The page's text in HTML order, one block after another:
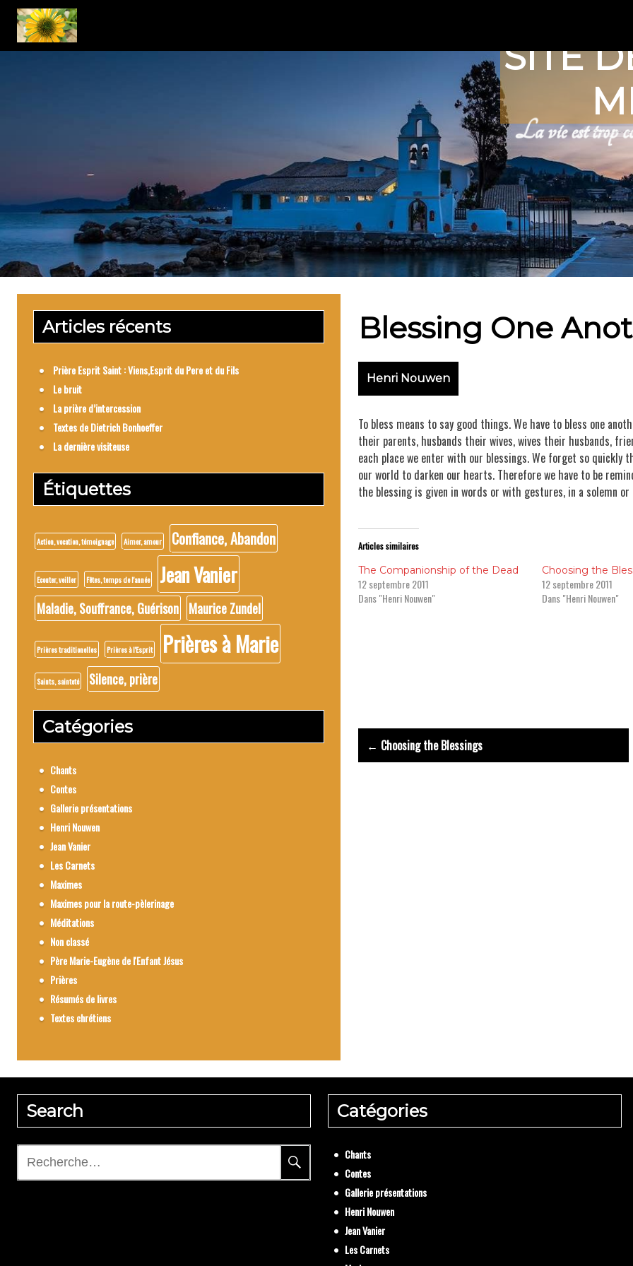
SITE
La vie est trop
Rechercher :
Prière
Blessing One
Henri Nouwen
To bless means to say good things. We have to bless one
their parents, husbands their wives, wives their husbands,
each place we enter with our blessings. We forget so quickly
our world to darken our hearts. Therefore we have to be
the blessing is given in words or with gestures, in a solemn
Articles similaires
The Companionship of the Dead
12 septembre 2011
Dans "Henri Nouwen"
Choosing the
12 septembre 2011
Dans "Henri Nouwen"
Post
navigation
← Choosing the Blessings
Articles récents
Prière Esprit Saint : Viens,Esprit du Pere et du Fils
Le bruit
La prière d’intercession
Textes de Dietrich Bonhoeffer
La dernière visiteuse
Étiquettes
Action, vocation, témoignage Aimer, amour Confiance, Abandon
Ecouter, veiller Fêtes, temps de l'année Jean Vanier
Maladie, Souffrance, Guérison Maurice Zundel
Prières traditionelles Prières à l'Esprit Prières à Marie
Saints, sainteté Silence, prière
Catégories
Chants
Contes
Gallerie présentations
Henri Nouwen
Jean Vanier
Les Carnets
Maximes
Maximes pour la route-pèlerinage
Méditations
Non classé
Père Marie-Eugène de l'Enfant Jésus
Prières
Résumés de livres
Textes chrétiens
Search
Rechercher :
Catégories
Chants
Contes
Gallerie présentations
Henri Nouwen
Jean Vanier
Les Carnets